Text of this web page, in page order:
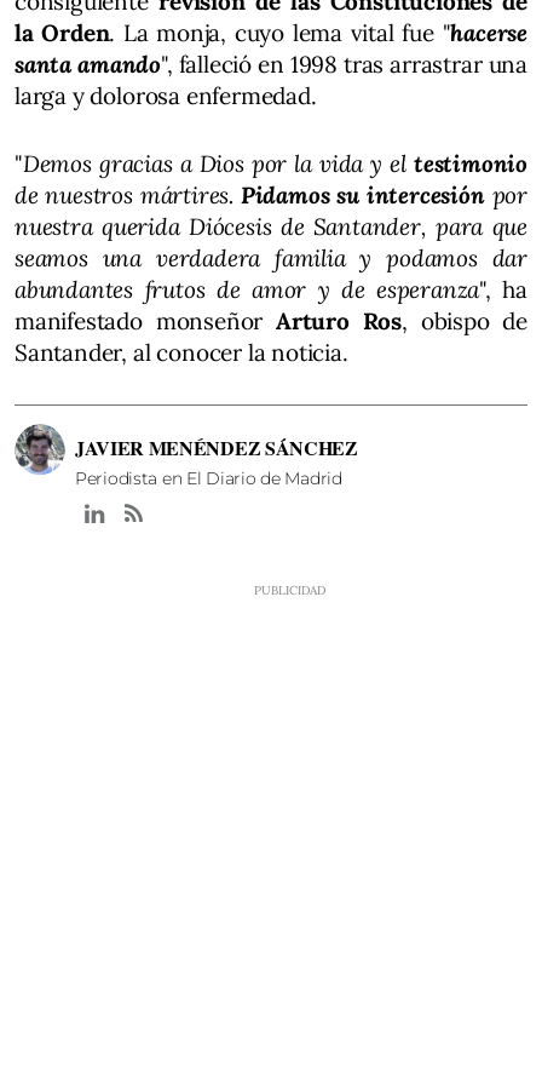
la Orden. La monja, cuyo lema vital fue "hacerse
santa amando", falleció en 1998 tras arrastrar una
larga y dolorosa enfermedad.
"Demos gracias a Dios por la vida y el testimonio
de nuestros mártires. Pidamos su intercesiónpor
nuestra querida Diócesis de Santander, para que
seamos una verdadera familia y podamos dar
abundantes frutos de amor y de esperanza", ha
manifestado monseñor Arturo Ros, obispo de
Santander, al conocer la noticia.
JAVIER MENÉNDEZ SÁNCHEZ
Periodista en El Diario de Madrid